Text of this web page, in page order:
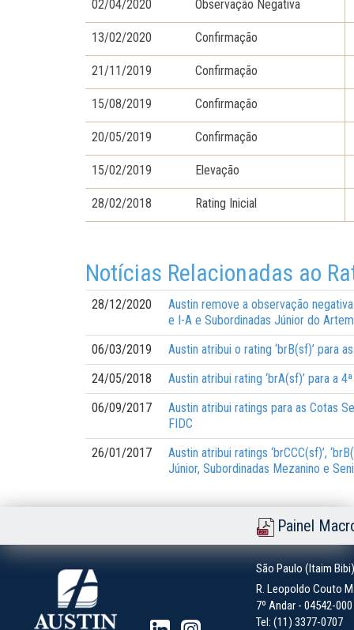
02/04/2020 Observação Negativa
13/02/2020 Confirmação
21/11/2019 Confirmação
15/08/2019 Confirmação
20/05/2019 Confirmação
15/02/2019 Elevação
28/02/2018 Rating Inicial
Notícias Relacionadas ao
28/12/2020
Austin remove a observação
e I-A e Subordinadas Júnior do
06/03/2019
Austin atribui o rating ‘brB(sf)’ para
24/05/2018
Austin atribui rating ‘brA(sf)’ para a
06/09/2017
Austin atribui ratings para as Cotas
FIDC
26/01/2017
Austin atribui ratings ‘brCCC(sf)’,
Júnior, Subordinadas Mezanino e
Painel
São Paulo (Itaim Bibi)
R. Leopoldo Couto
7º Andar - 04542-
Tel: (11) 3377-0707